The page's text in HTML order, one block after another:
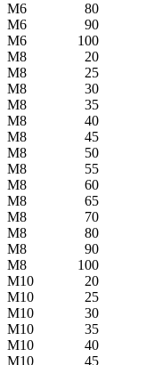
М6
80
М6
90
М6
100
М8
20
М8
25
М8
30
М8
35
М8
40
М8
45
М8
50
М8
55
М8
60
М8
65
М8
70
М8
80
М8
90
М8
100
М10
20
М10
25
М10
30
М10
35
М10
40
М10
45